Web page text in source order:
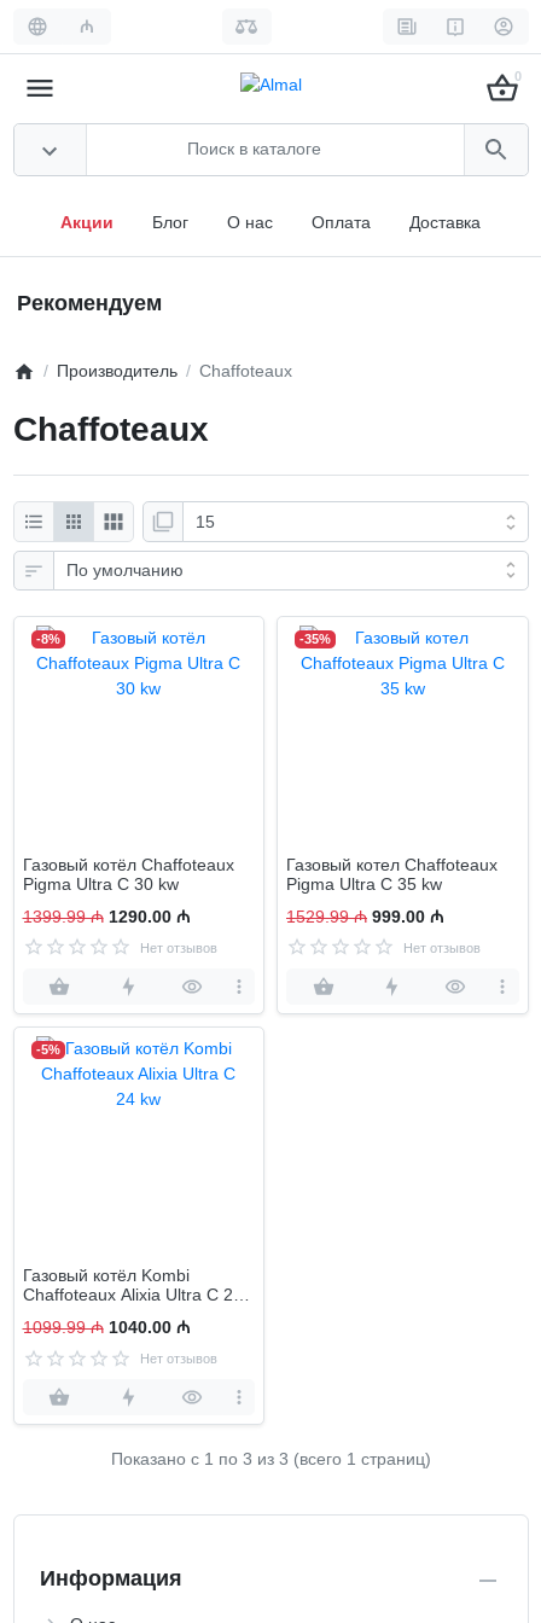
₼
0
Акции Блог О нас Оплата Доставка
Рекомендуем
Производитель Chaffoteaux
Chaffoteaux
-8%
Газовый котёл Chaffoteaux
Pigma Ultra C 30 kw
1399.99 ₼ 1290.00 ₼
Нет отзывов
-35%
Газовый котел Chaffoteaux
Pigma Ultra C 35 kw
1529.99 ₼ 999.00 ₼
Нет отзывов
-5%
Газовый котёл Kombi
Chaffoteaux Alixia Ultra C 24
1099.99 ₼ 1040.00 ₼
Нет отзывов
Показано с 1 по 3 из 3 (всего 1 страниц)
Информация